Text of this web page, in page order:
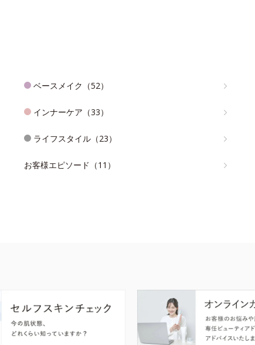
ベースメイク（52）
インナーケア（33）
ライフスタイル（23）
お客様エピソード（11）